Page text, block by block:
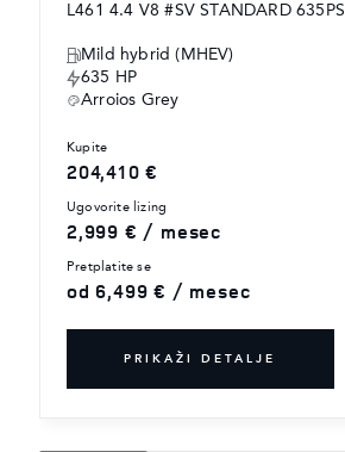
L461 4.4 V8 #SV STANDARD 635PS
Mild hybrid (MHEV)
635 HP
Arroios Grey
kupite
204,410 €
ugovorite lizing
2,999 € / mesec
pretplatite se
od 6,499 € / mesec
PRIKAŽI DETALJE